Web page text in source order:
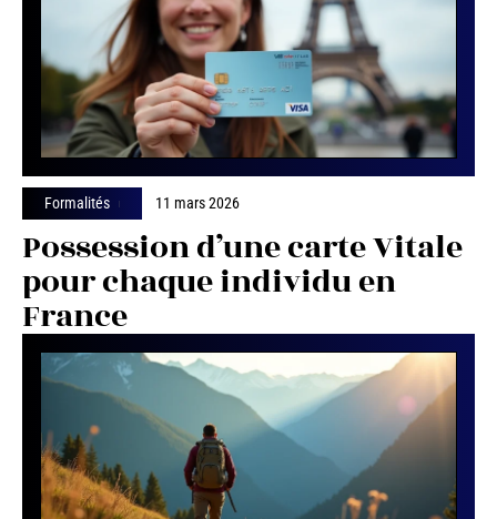
Formalités 11 mars 2026
Possession d’une carte Vitale
pour chaque individu en
France